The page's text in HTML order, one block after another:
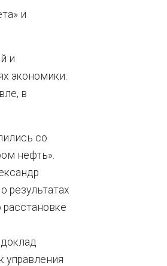
и
и
экономики:
в
со
нефть».
результатах
управления